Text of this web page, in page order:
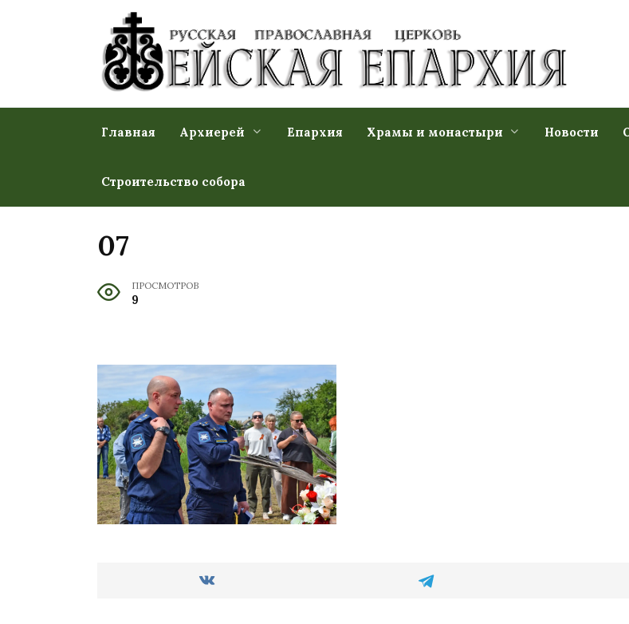
Главная Архиерей Епархия Храмы и монастыри Новости
Строительство собора
07
ПРОСМОТРОВ
9